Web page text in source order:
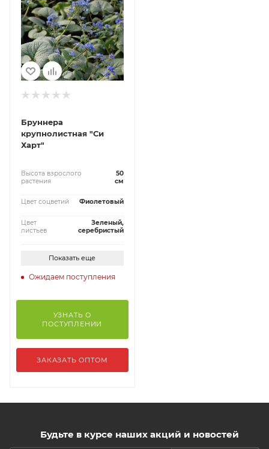
Бруннера
крупнолистная "Си
Харт"
Высота взрослого
растения
50
см
Цвет соцветий Фиолетовый
Цвет
листьев
Зеленый,
серебристый
Показать еще
Ожидаем поступления
УЗНАТЬ О
ПОСТУПЛЕНИИ
ЗАКАЗАТЬ ОПТОМ
Будьте в курсе наших акций и новостей